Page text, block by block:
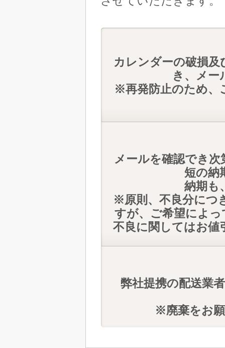
カレンダーの破損
き、メー
※再発防止のため、
メールを確認でき
短の納
納期も
※原則、不良分につ
すが、ご希望によっ
不良に関してはお値
弊社提携の配送業
※廃棄をお